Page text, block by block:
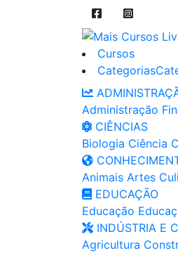
Cursos
Categorias
Administração
CIÊNCIAS
Biologia Ciência
Animais Artes
EDUCAÇÃO
Educação
INDÚSTRIA E
Agricultura